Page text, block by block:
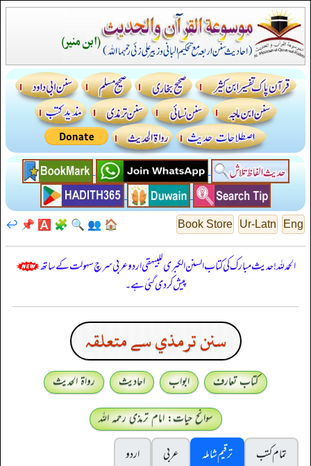
Eng
Ur-Latn
Book Store
🏠
👥
🔍
🧩
🅰️
📌
↩️
الحمدللہ! حدیث مبارک کی کتاب السنن الكبرى للبيهقي اردو عربی سرچ سہولت کے ساتھ
پیش کر دی گئی ہے۔
سنن ترمذي سے متعلقہ
کتاب تعارف ابواب احادیث
رواۃ الحدیث
سوانح حیات: امام ترمذی رحمہ اللہ
تمام کتب
ترقیم شاملہ عربی
اردو